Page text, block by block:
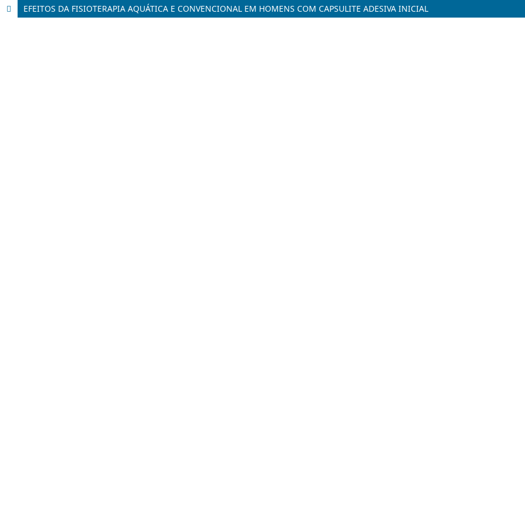
EFEITOS DA FISIOTERAPIA AQUÁTICA E CONVENCIONAL EM HOMENS COM CAPSULITE ADESIVA INICIAL